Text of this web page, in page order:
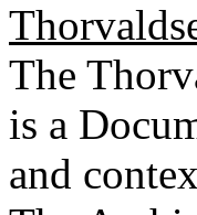
The
is a
and